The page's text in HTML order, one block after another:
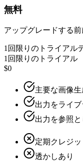
無料
アップグレードする
1回限りのトライアル
1回限りのトライアル
$0
主要な画像
出力をライ
出力を参照
定期クレジッ
透かしあり